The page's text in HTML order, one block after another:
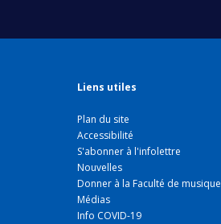
Liens utiles
Plan du site
Accessibilité
S'abonner à l'infolettre
Nouvelles
Donner à la Faculté de musique
Médias
Info COVID-19